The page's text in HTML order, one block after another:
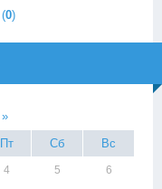
(0)
»
Пт Сб Вс
4 5 6